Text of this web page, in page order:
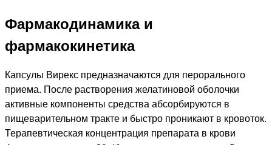
Фармакодинамика и
фармакокинетика
Капсулы Вирекс предназначаются для перорального
приема. После растворения желатиновой оболочки
активные компоненты средства абсорбируются в
пищеварительном тракте и быстро проникают в кровоток.
Терапевтическая концентрация препарата в крови